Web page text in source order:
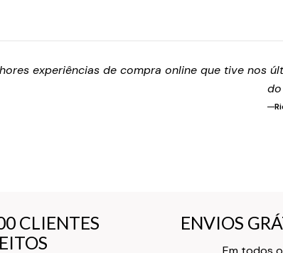
experiências de compra online que tive nos
CLIENTES
CLIENTES
ENVIOS
ENVIOS